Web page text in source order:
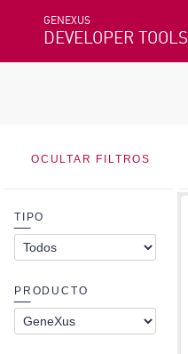
GENEXUS
DEVELOPER TOOLS